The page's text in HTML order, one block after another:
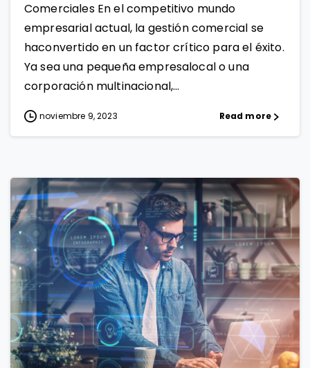
Comerciales En el competitivo mundo
empresarial actual, la gestión comercial se
haconvertido en un factor crítico para el éxito.
Ya sea una pequeña empresalocal o una
corporación multinacional,...
noviembre 9, 2023 Read more